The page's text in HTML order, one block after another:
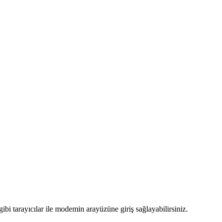
tarayıcılar ile modemin arayüzüne giriş sağlayabilirsiniz.